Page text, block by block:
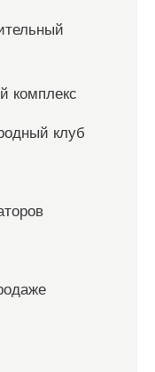
комплекс
клуб